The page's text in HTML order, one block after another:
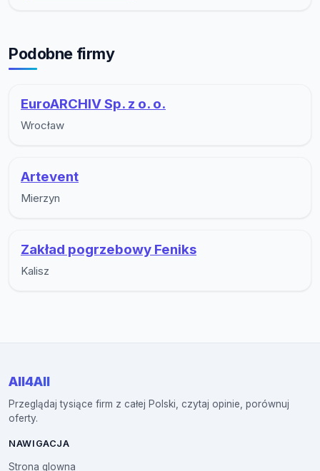
Podobne firmy
EuroARCHIV Sp. z o. o.
Wrocław
Artevent
Mierzyn
Zakład pogrzebowy Feniks
Kalisz
All4All
Przeglądaj tysiące firm z całej Polski, czytaj opinie, porównuj
oferty.
NAWIGACJA
Strona glowna